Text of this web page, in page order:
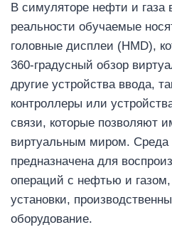
В симуляторе нефти и газа
реальности обучаемые
головные дисплеи (HMD),
360-градусный обзор
другие устройства ввода,
контроллеры или
связи, которые позволяют
виртуальным миром. Среда
предназначена для
операций с нефтью и
установки,
оборудование.